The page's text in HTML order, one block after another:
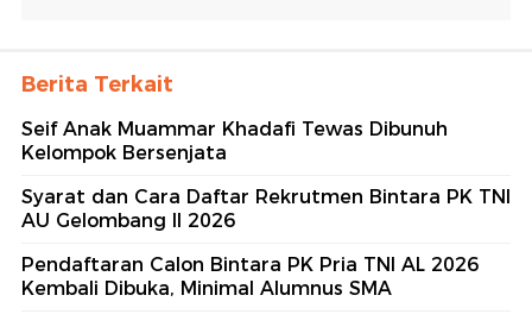
Berita Terkait
Seif Anak Muammar Khadafi Tewas Dibunuh
Kelompok Bersenjata
Syarat dan Cara Daftar Rekrutmen Bintara PK TNI
AU Gelombang II 2026
Pendaftaran Calon Bintara PK Pria TNI AL 2026
Kembali Dibuka, Minimal Alumnus SMA